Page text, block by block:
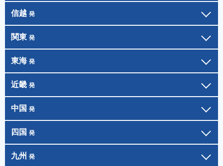
信越 発
関東 発
東海 発
近畿 発
中国 発
四国 発
九州 発